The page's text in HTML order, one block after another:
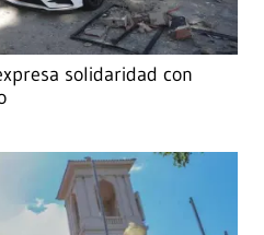
solidaridad con